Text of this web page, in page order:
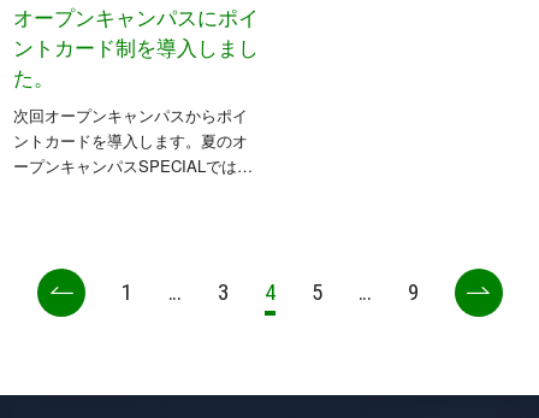
オープンキャンパスにポイ
ントカード制を導入しまし
た。
次回オープンキャンパスからポイ
ントカードを導入します。夏のオ
ープンキャンパスSPECIALでは普
1 … 3 4 5 … 9